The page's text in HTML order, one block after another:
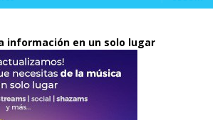
información en un solo lugar